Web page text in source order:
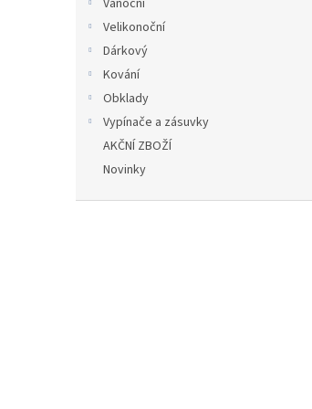
Vánoční
Velikonoční
Dárkový
Kování
Obklady
Vypínače a zásuvky
AKČNÍ ZBOŽÍ
Novinky